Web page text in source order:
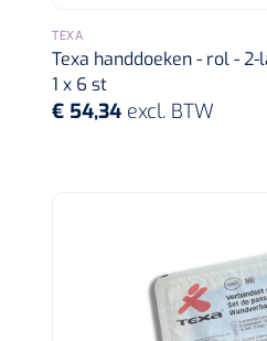
Draaischijven
TEXA
Texa handdoeken - rol - 2-
1 x 6 st
€ 54,34 excl. BTW